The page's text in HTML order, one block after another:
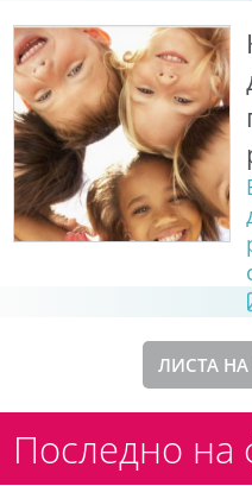
ЛИСТА НА
Последно на